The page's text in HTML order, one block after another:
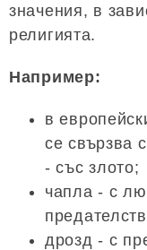
значения, в
религията.
Например:
в
се свързва
- със злото;
чапла - с
дрозд - с